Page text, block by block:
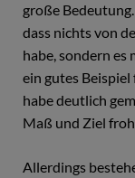
große
dass nichts von
habe, sondern es
ein gutes
habe deutlich
Maß und Ziel
Allerdings